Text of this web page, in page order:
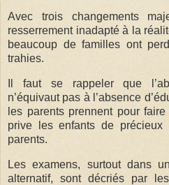
Avec trois changements
resserrement inadapté à la
beaucoup de familles ont
trahies.
Il faut se rappeler que
n’équivaut pas à l’absence
les parents prennent pour
prive les enfants de précieux
parents.
Les examens, surtout dans
alternatif, sont décriés par